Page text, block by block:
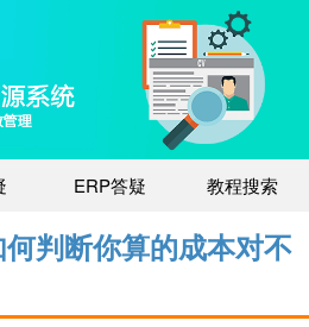
ERP答疑 教程搜索
判断你算的成本对不